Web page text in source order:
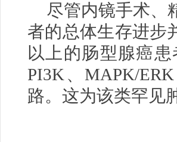
尽管内镜手术、
者的总体生存进步
以上的肠型腺癌
PI3K、MAPK/
路。这为该类罕见